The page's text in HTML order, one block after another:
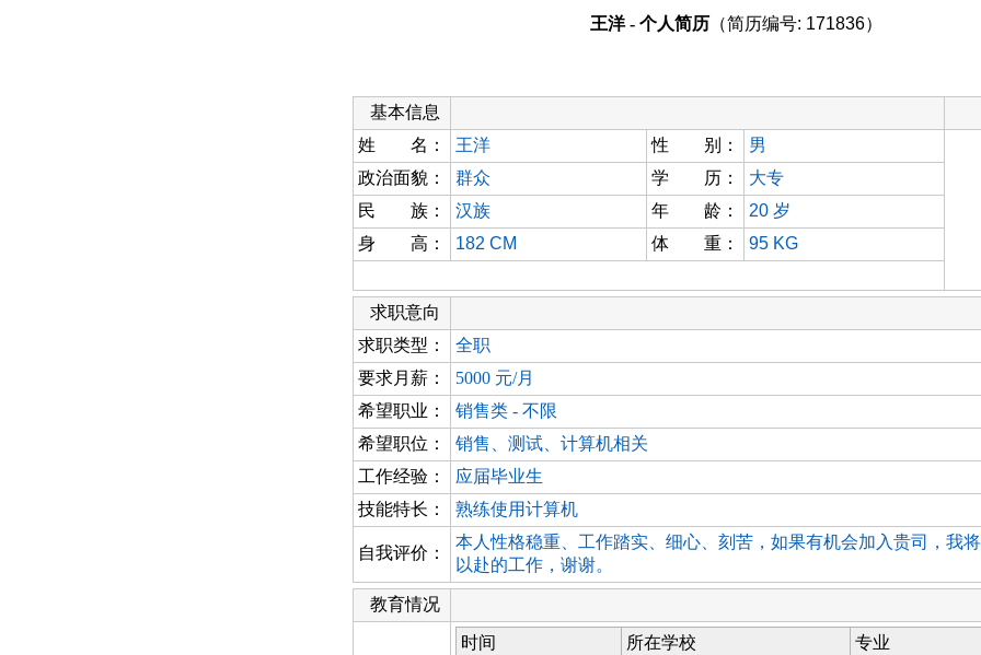
王洋 - 个人简历（简历编号: 171836）
基本信息
姓 名：
王洋 性 别：
男
政治面貌：
群众 学 历：
大专
民 族：
汉族 年 龄： 20 岁
身 高：
182 CM 体 重： 95 KG
求职意向
求职类型：
全职
要求月薪：
5000 元/月
希望职业：
销售类 - 不限
希望职位：
销售、测试、计算机相关
工作经验：
应届毕业生
技能特长：
熟练使用计算机
自我评价：
本人性格稳重、工作踏实、细心、刻苦，如果有机会加入贵司，我
以赴的工作，谢谢。
教育情况
时间 所在学校 专业